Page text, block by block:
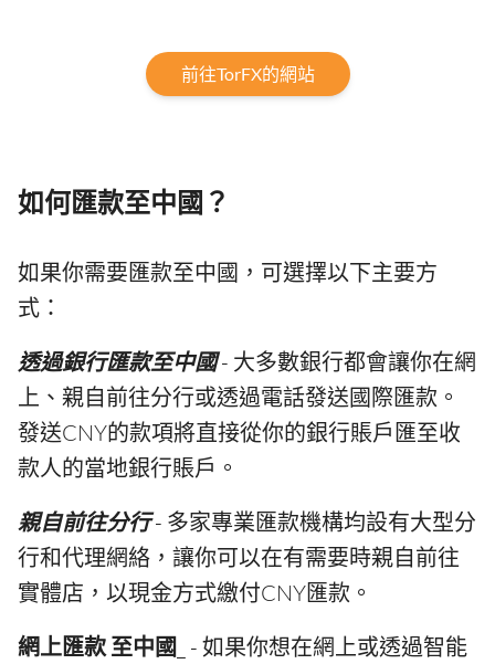
前往TorFX的網站
如何匯款至中國？
如果你需要匯款至中國，可選擇以下主要方
式：
透過銀行匯款至中國- 大多數銀行都會讓你在網
上、親自前往分行或透過電話發送國際匯款。
發送CNY的款項將直接從你的銀行賬戶匯至收
款人的當地銀行賬戶。
親自前往分行- 多家專業匯款機構均設有大型分
行和代理網絡，讓你可以在有需要時親自前往
實體店，以現金方式繳付CNY匯款。
網上匯款 至中國
_ - 如果你想在網上或透過智能